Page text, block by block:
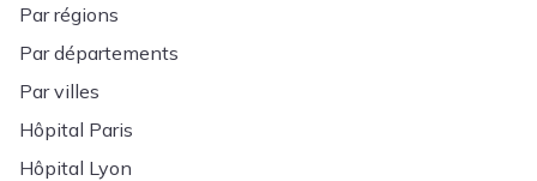
Par régions
Par départements
Par villes
Hôpital Paris
Hôpital Lyon